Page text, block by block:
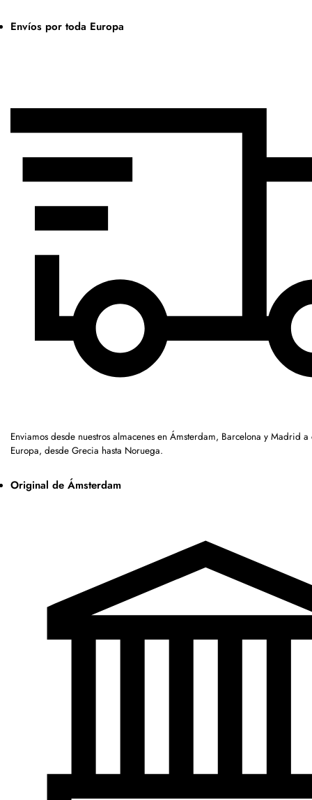
Envíos por toda Europa
Enviamos desde nuestros almacenes en Ámsterdam, Barcelona y Madrid
Europa, desde Grecia hasta Noruega.
Original de Ámsterdam